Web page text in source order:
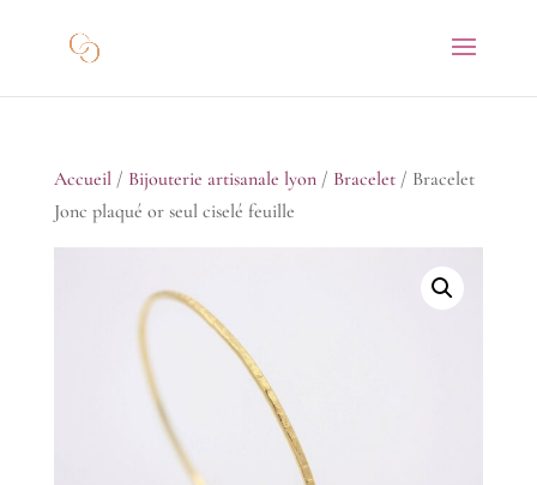
Accueil/ Bijouterie artisanale lyon/ Bracelet/ Bracelet
Jonc plaqué or seul ciselé feuille